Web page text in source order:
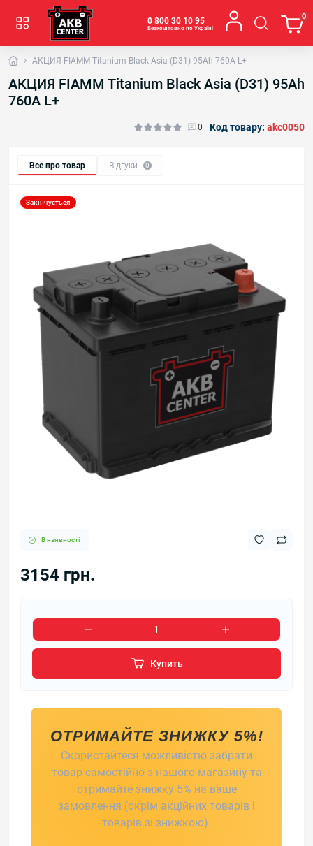
0 800 30 10 95
Безкоштовно по Україні
0
АКЦИЯ FIAMM Titanium Black Asia (D31) 95Аh 760А L+
АКЦИЯ FIAMM Titanium Black Asia (D31) 95Аh
760А L+
0 Код товару: akс0050
Все про товар Відгуки 0
Закінчується
В наявності
3154 грн.
Купить
ОТРИМАЙТЕ ЗНИЖКУ 5%!
Скористайтеся можливістю забрати
товар самостійно з нашого магазину та
отримайте знижку 5% на ваше
замовлення (окрім акційних товарів і
товарів зі знижкою).